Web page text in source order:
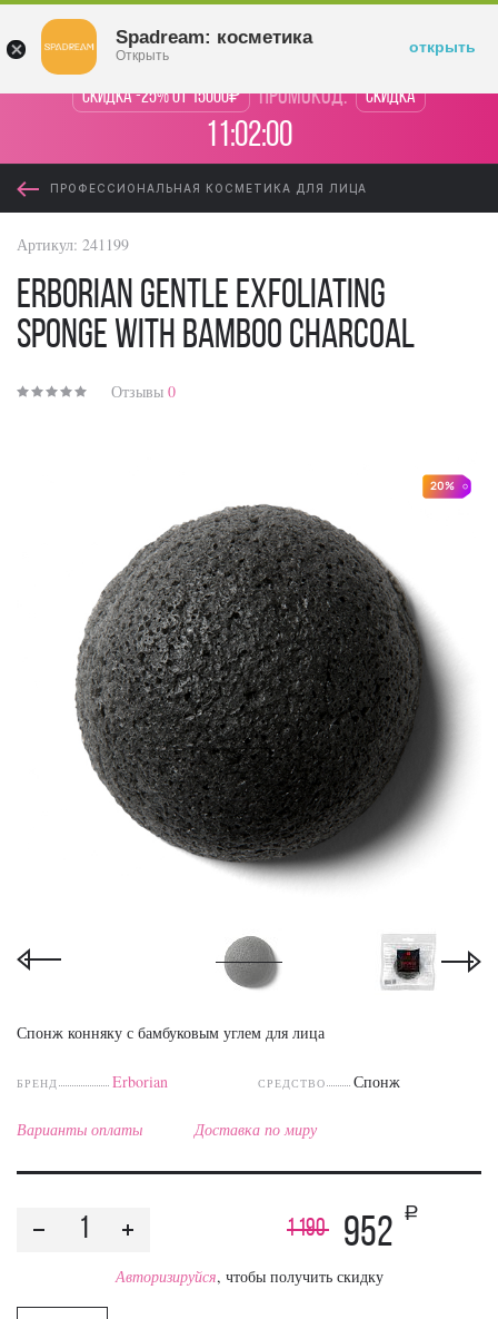
Скидка -25% от 15000₽ промокод: Скидка
11:02:00
ПРОФЕССИОНАЛЬНАЯ КОСМЕТИКА ДЛЯ ЛИЦА
20%
Артикул: 241199
Erborian Gentle Exfoliating
Sponge with Bamboo Charcoal
Отзывы 0
Спонж конняку с бамбуковым углем для лица
БРЕНД Erborian СРЕДСТВО Спонж
Варианты оплаты Доставка по миру
1 190 952
a
Авторизируйся, чтобы получить скидку
Spadream: косметика
Открыть открыть